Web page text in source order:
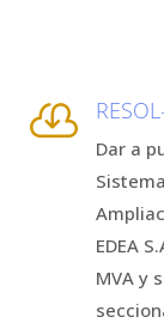

Dar a
EDEA
MVA y